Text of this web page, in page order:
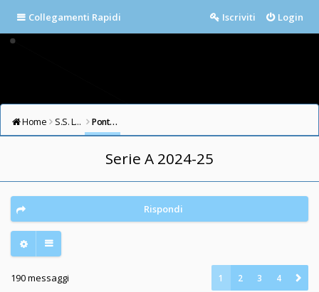
Collegamenti Rapidi Login
Iscriviti
Home S.S. LAZIO FORUM Ponte Milvio
Serie A 2024-25
Rispondi
190 messaggi 1 2 3 4